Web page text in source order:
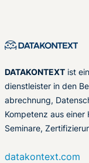
DATAKONTEXT ist
dienstleister in den
abrechnung,
Kompetenz aus
Seminare,
datakontext.com